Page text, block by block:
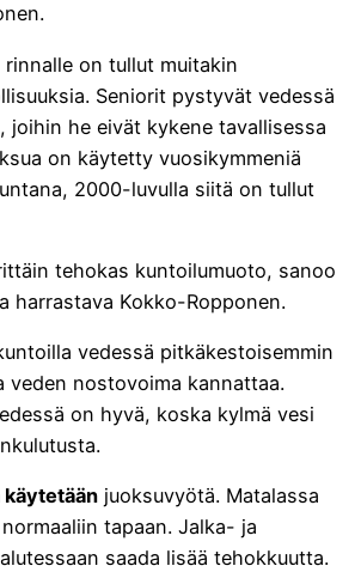
on tullut muitakin
Seniorit pystyvät vedessä
joihin he eivät kykene tavallisessa
on käytetty vuosikymmeniä
2000-luvulla siitä on tullut
tehokas kuntoilumuoto, sanoo
harrastava Kokko-Ropponen.
vedessä pitkäkestoisemmin
veden nostovoima kannattaa.
on hyvä, koska kylmä vesi
käytetään juoksuvyötä. Matalassa
tapaan. Jalka- ja
saada lisää tehokkuutta.